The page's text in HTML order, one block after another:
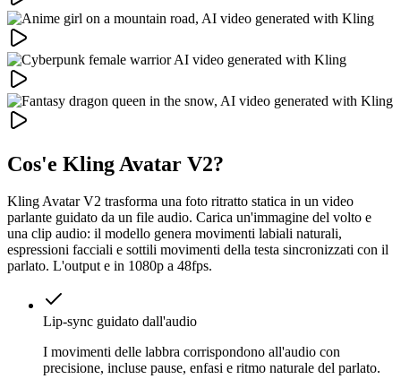
Cos'e Kling Avatar V2?
Kling Avatar V2 trasforma una foto ritratto statica in un video
parlante guidato da un file audio. Carica un'immagine del volto e
una clip audio: il modello genera movimenti labiali naturali,
espressioni facciali e sottili movimenti della testa sincronizzati con il
parlato. L'output e in 1080p a 48fps.
Lip-sync guidato dall'audio
I movimenti delle labbra corrispondono all'audio con
precisione, incluse pause, enfasi e ritmo naturale del parlato.